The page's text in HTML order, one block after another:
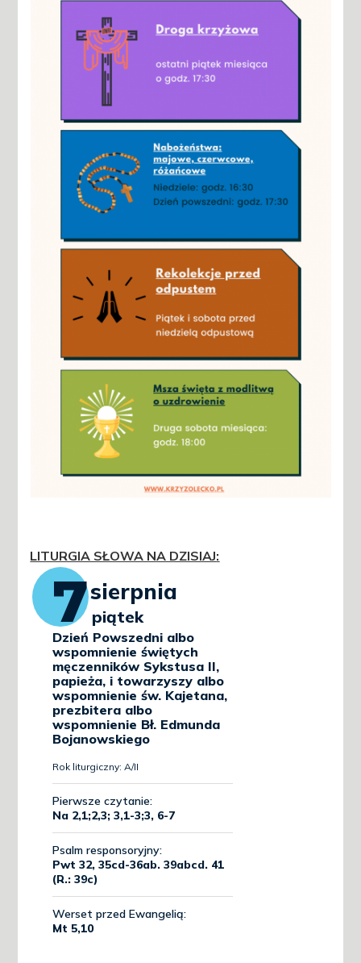
LITURGIA SŁOWA NA DZISIAJ: